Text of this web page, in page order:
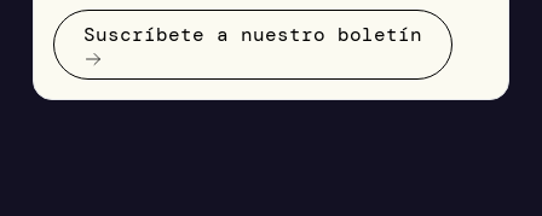
Suscríbete a nuestro boletín